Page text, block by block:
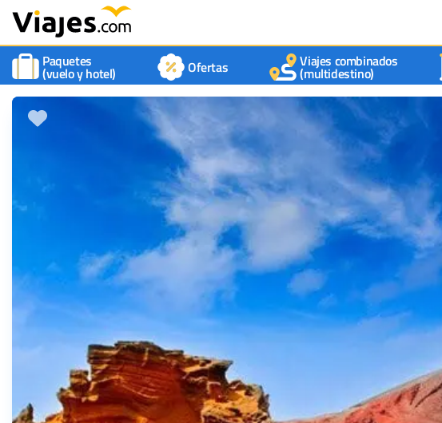
Paquetes
(vuelo y hotel) Ofertas Viajes combinados
(multidestino)